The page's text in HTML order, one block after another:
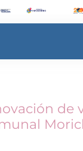
de